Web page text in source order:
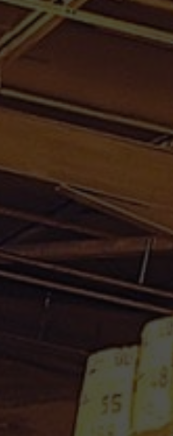
RHUM
GENESIS